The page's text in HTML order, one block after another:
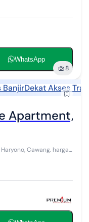
WhatsApp
8
BanjirDekat Akses
Apartment,
Cawang. harga
IPL (Service Charge